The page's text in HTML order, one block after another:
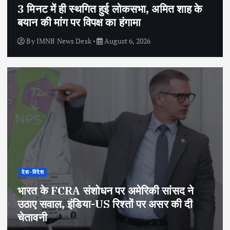
3 मिनट में ही स्थगित हुई लोकसभा, अमित शाह के
बयान की मांग पर विपक्ष का हंगामा
By IMNB News Desk August 6, 2026
देश-विदेश
भारत के FCRA संशोधन पर अमेरिकी सांसद ने
उठाए सवाल, इंडिया-US रिश्तों पर असर की दी
चेतावनी